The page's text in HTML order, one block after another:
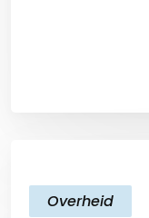
Overheid